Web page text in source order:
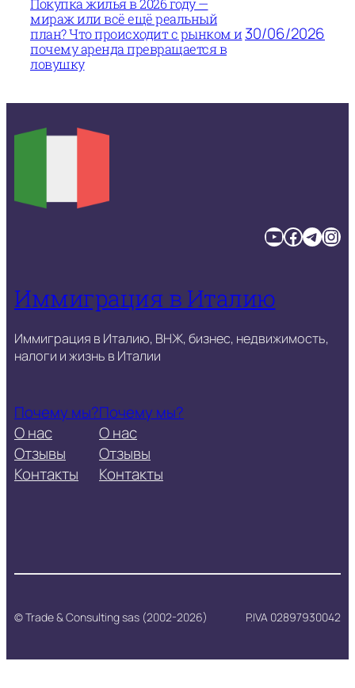
Покупка жилья в 2026 году —
мираж или всё ещё реальный
план? Что происходит с рынком и
почему аренда превращается в
ловушку
30/06/2026
YouTube Facebook TelegramInstagram
Иммиграция в Италию
Иммиграция в Италию, ВНЖ, бизнес, недвижимость,
налоги и жизнь в Италии
Почему мы?
О нас
Отзывы
Контакты
Почему мы?
О нас
Отзывы
Контакты
© Trade & Consulting sas (2002-2026) P.IVA 02897930042